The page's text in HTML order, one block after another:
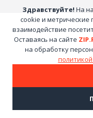
Здравствуйте! На
cookie и
взаимодействие
Оставаясь на сайте
на обработку